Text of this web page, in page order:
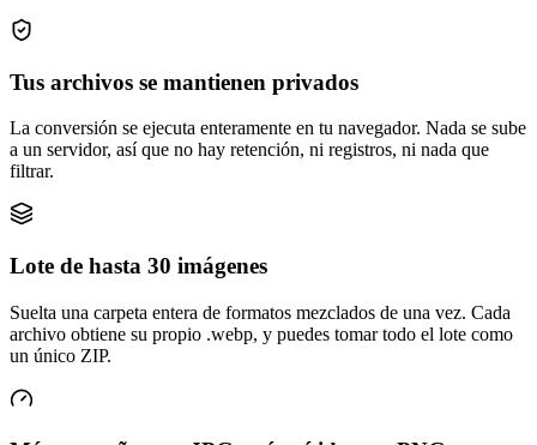
Tus archivos se mantienen privados
La conversión se ejecuta enteramente en tu navegador. Nada se sube
a un servidor, así que no hay retención, ni registros, ni nada que
filtrar.
Lote de hasta 30 imágenes
Suelta una carpeta entera de formatos mezclados de una vez. Cada
archivo obtiene su propio .webp, y puedes tomar todo el lote como
un único ZIP.